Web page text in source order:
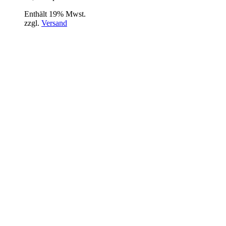
Enthält 19% Mwst.
zzgl. Versand